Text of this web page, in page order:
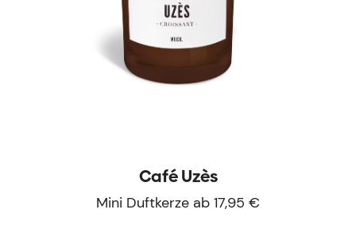
Café Uzès
Mini Duftkerze ab 17,95 €